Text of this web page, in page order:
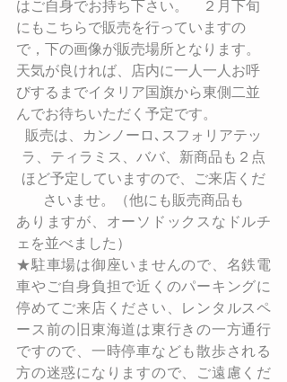
はご自身でお持ち下さい。　２月下旬
にもこちらで販売を行っていますの
で，下の画像が販売場所となります。
天気が良ければ、店内に一人一人お呼
びするまでイタリア国旗から東側二並
んでお待ちいただく予定です。
販売は、カンノーロ､スフォリアテッ
ラ、ティラミス、ババ、新商品も２点
ほど予定していますので、ご来店くだ
さいませ。（他にも販売商品も
ありますが、オーソドックスなドルチ
ェを並べました）
★駐車場は御座いませんので、名鉄電
車やご自身負担で近くのパーキングに
停めてご来店ください、レンタルスペ
ース前の旧東海道は東行きの一方通行
ですので、一時停車なども散歩される
方の迷惑になりますので、ご遠慮くだ